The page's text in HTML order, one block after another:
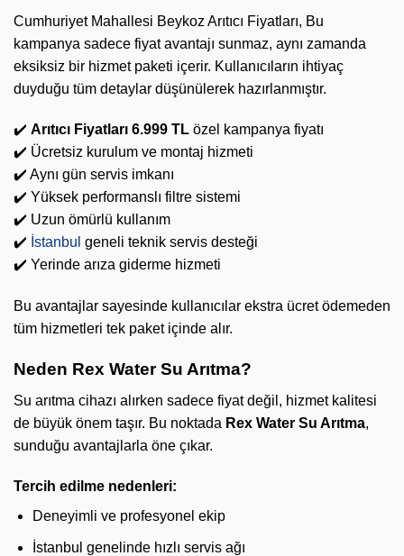
Cumhuriyet Mahallesi Beykoz Arıtıcı Fiyatları, Bu
kampanya sadece fiyat avantajı sunmaz, aynı zamanda
eksiksiz bir hizmet paketi içerir. Kullanıcıların ihtiyaç
duyduğu tüm detaylar düşünülerek hazırlanmıştır.
✔️ Arıtıcı Fiyatları 6.999 TL özel kampanya fiyatı
✔️ Ücretsiz kurulum ve montaj hizmeti
✔️ Aynı gün servis imkanı
✔️ Yüksek performanslı filtre sistemi
✔️ Uzun ömürlü kullanım
✔️ İstanbul geneli teknik servis desteği
✔️ Yerinde arıza giderme hizmeti
Bu avantajlar sayesinde kullanıcılar ekstra ücret ödemeden
tüm hizmetleri tek paket içinde alır.
Neden Rex Water Su Arıtma?
Su arıtma cihazı alırken sadece fiyat değil, hizmet kalitesi
de büyük önem taşır. Bu noktada Rex Water Su Arıtma,
sunduğu avantajlarla öne çıkar.
Tercih edilme nedenleri:
Deneyimli ve profesyonel ekip
İstanbul genelinde hızlı servis ağı